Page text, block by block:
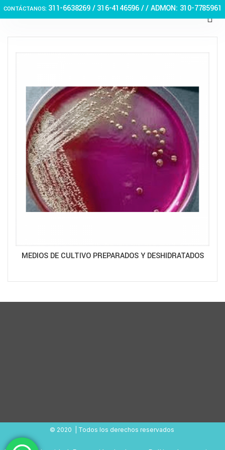
CONTÁCTANOS: 311-6638269 /316-4146596 / / ADMON: 310-7785961
MEDIOS DE CULTIVO PREPARADOS Y DESHIDRATADOS
© 2020 | Todos los derechos reservados